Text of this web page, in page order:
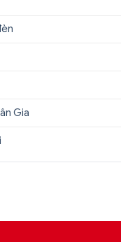
SR(5)
chỉ bán
đèn
uy tín hàng đầu tại Hà
về sản phẩm :
Gia